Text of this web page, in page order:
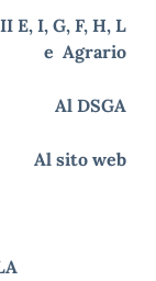
E, I, G, F, H, L
e Agrario
Al DSGA
Al sito web